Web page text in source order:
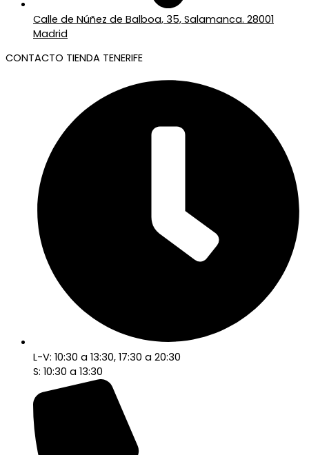
Calle de Núñez de Balboa, 35, Salamanca. 28001
Madrid
CONTACTO TIENDA TENERIFE
L-V: 10:30 a 13:30, 17:30 a 20:30
S: 10:30 a 13:30